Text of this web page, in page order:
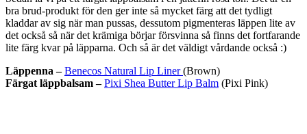
bra brud-produkt för den ger inte så mycket färg att det tydligt
kladdar av sig när man pussas, dessutom pigmenteras läppen lite av
det också så när det krämiga börjar försvinna så finns det fortfarande
lite färg kvar på läpparna. Och så är det väldigt vårdande också :)
Läppenna – Benecos Natural Lip Liner(Brown)
Färgat läppbalsam – Pixi Shea Butter Lip Balm (Pixi Pink)